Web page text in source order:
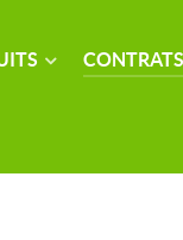
CONTRATS